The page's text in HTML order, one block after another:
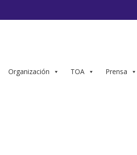
Organización TOA Prensa